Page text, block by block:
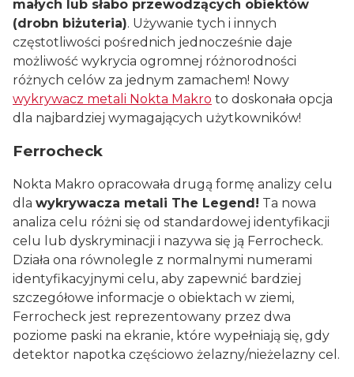
małych lub słabo przewodzących obiektów
(drobn biżuteria). Używanie tych i innych
częstotliwości pośrednich jednocześnie daje
możliwość wykrycia ogromnej różnorodności
różnych celów za jednym zamachem! Nowy
wykrywacz metali Nokta Makro to doskonała opcja
dla najbardziej wymagających użytkowników!
Ferrocheck
Nokta Makro opracowała drugą formę analizy celu
dla wykrywacza metali The Legend! Ta nowa
analiza celu różni się od standardowej identyfikacji
celu lub dyskryminacji i nazywa się ją Ferrocheck.
Działa ona równolegle z normalnymi numerami
identyfikacyjnymi celu, aby zapewnić bardziej
szczegółowe informacje o obiektach w ziemi,
Ferrocheck jest reprezentowany przez dwa
poziome paski na ekranie, które wypełniają się, gdy
detektor napotka częściowo żelazny/nieżelazny cel.